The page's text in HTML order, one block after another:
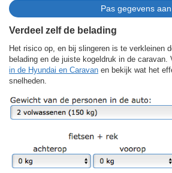
Verdeel zelf de belading
Het risico op, en bij slingeren is te verkleinen
belading en de juiste kogeldruk in de caravan.
in de Hyundai en Caravan en bekijk wat het
snelheden.